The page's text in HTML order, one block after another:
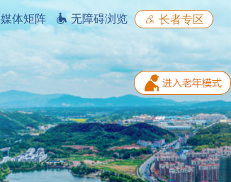
媒体矩阵 无障碍浏览 长者专区